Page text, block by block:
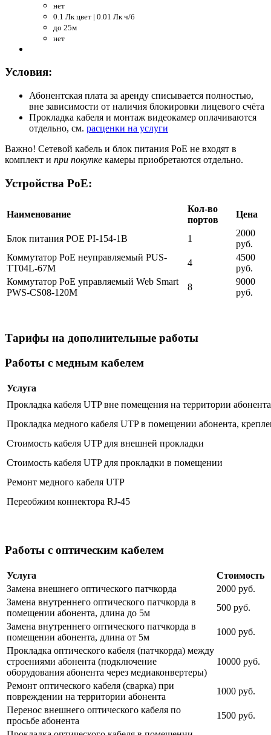
нет
0.1 Лк цвет | 0.01 Лк ч/б
до 25м
нет
Условия:
Абонентская плата за аренду списывается полностью,
вне зависимости от наличия блокировки лицевого счёта
Прокладка кабеля и монтаж видеокамер оплачиваются
отдельно, см. расценки на услуги
Важно! Сетевой кабель и блок питания PoE не входят в
комплект и при покупке камеры приобретаются отдельно.
Устройства PoE:
Наименование
Кол-во
портов
Цена
Блок питания POE PI-154-1B 1
2000
руб.
Коммутатор PoE неуправляемый PUS-
TT04L-67M
4
4500
руб.
Коммутатор PoE управляемый Web Smart
PWS-CS08-120M
8
9000
руб.
Тарифы на дополнительные работы
Работы с медным кабелем
Услуга
Прокладка кабеля UTP вне помещения на территории
Прокладка медного кабеля UTP в помещении абонента,
Стоимость кабеля UTP для внешней прокладки
Стоимость кабеля UTP для прокладки в помещении
Ремонт медного кабеля UTP
Переобжим коннектора RJ-45
Работы с оптическим кабелем
Услуга
Стоимость
Замена внешнего оптического патчкорда
2000 руб.
Замена внутреннего оптического патчкорда в
помещении абонента, длина до 5м
500 руб.
Замена внутреннего оптического патчкорда в
помещении абонента, длина от 5м
1000 руб.
Прокладка оптического кабеля (патчкорда) между
строениями абонента (подключение
оборудования абонента через медиаконвертеры)
10000 руб.
Ремонт оптического кабеля (сварка) при
повреждении на территории абонента
1000 руб.
Перенос внешнего оптического кабеля по
просьбе абонента
1500 руб.